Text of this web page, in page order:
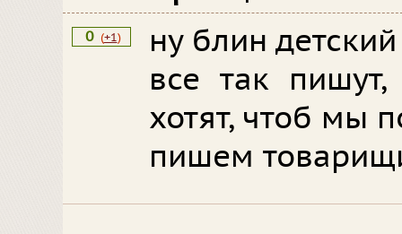
0 (+1)
ну блин
все так
хотят, чтоб мы
пишем